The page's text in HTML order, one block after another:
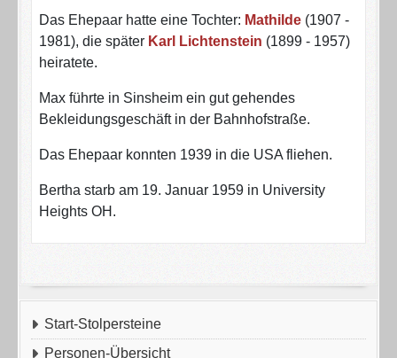
Start-Stolpersteine
Personen-Übersicht
Das Ehepaar hatte eine Tochter: Mathilde(1907 -
1981), die später Karl Lichtenstein (1899 - 1957)
heiratete.
Max führte in Sinsheim ein gut gehendes
Bekleidungsgeschäft in der Bahnhofstraße.
Das Ehepaar konnten 1939 in die USA fliehen.
Bertha starb am 19. Januar 1959 in University
Heights OH.